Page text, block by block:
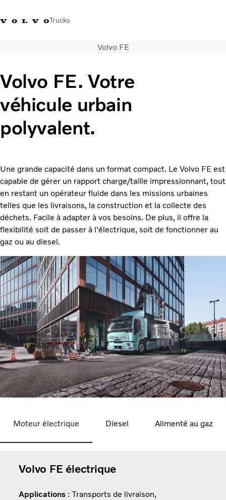
Trucks
Merchandise shop Connexion
Solutions de transport
Camions
Services
Notre société
Presse et médias
Votre garage
Volvo FE
Volvo FE. Votre
véhicule urbain
polyvalent.
Une grande capacité dans un format compact. Le Volvo FE est
capable de gérer un rapport charge/taille impressionnant, tout
en restant un opérateur fluide dans les missions urbaines
telles que les livraisons, la construction et la collecte des
déchets. Facile à adapter à vos besoins. De plus, il offre la
flexibilité soit de passer à l'électrique, soit de fonctionner au
gaz ou au diesel.
Moteur électrique Diesel Alimenté au gaz
Volvo FE électrique
Applications : Transports de livraison,